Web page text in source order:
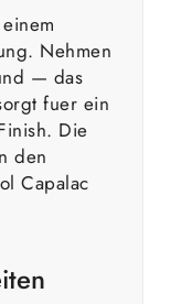
Nehmen
— das
fuer ein
Die
den
Capalac